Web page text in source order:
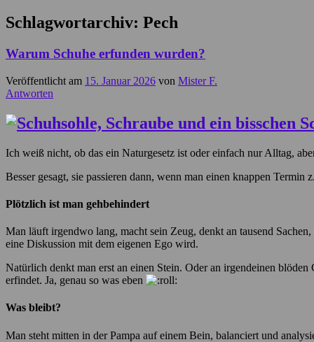
Schlagwortarchiv: Pech
Warum Schuhe erfunden wurden?
Veröffentlicht am 15. Januar 2026 von Mister F.
Antworten
Ich weiß nicht, ob das ein Naturgesetz ist oder einfach nur Alltag,
Besser gesagt, sie passieren dann, wenn man einen knappen
Plötzlich ist man gehbehindert
Man läuft irgendwo lang, macht sein Zeug, denkt an tausend
eine Diskussion mit dem eigenen Ego wird.
Natürlich denkt man erst an einen Stein. Oder an irgendeinen
erfindet. Ja, genau so was eben
Was bleibt?
Man steht mitten in der Pampa auf einem Bein, balanciert und